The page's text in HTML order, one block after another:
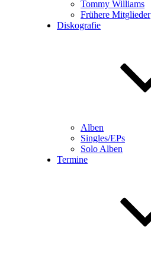
Tommy Williams
Frühere Mitglieder
Diskografie
Alben
Singles/EPs
Solo Alben
Termine